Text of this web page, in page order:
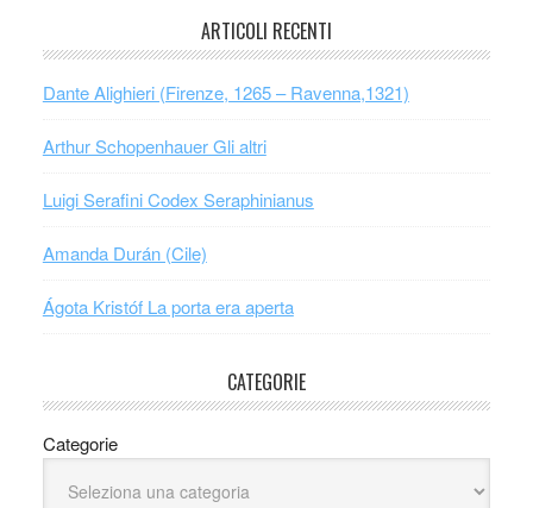
ARTICOLI RECENTI
Dante Alighieri (Firenze, 1265 – Ravenna,1321)
Arthur Schopenhauer Gli altri
Luigi Serafini Codex Seraphinianus
Amanda Durán (Cile)
Ágota Kristóf La porta era aperta
CATEGORIE
Categorie